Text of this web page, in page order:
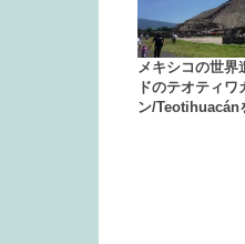
メキシコの世界
ドのテオティワ
ン/Teotihuacán